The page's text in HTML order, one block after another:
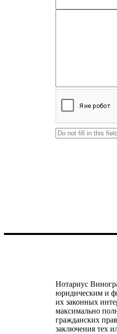
Нотариус
юридическим и
их законных
максимально
гражданских
заключения тех